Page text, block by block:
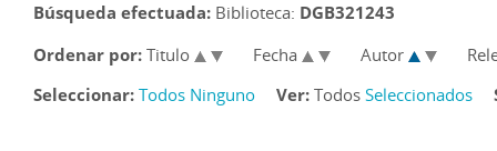
Búsqueda efectuada: Biblioteca: DGB321243
Ordenar por: Titulo Fecha Autor
Seleccionar: Todos Ninguno Ver: Todos Seleccionados